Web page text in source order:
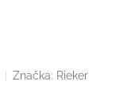
Značka: Rieker